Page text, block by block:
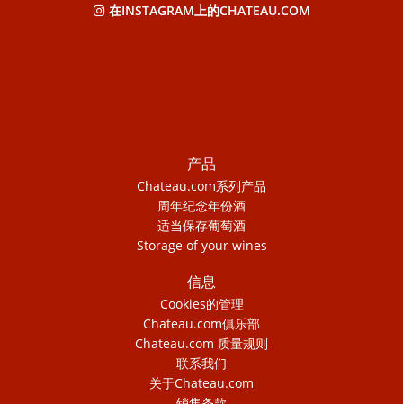
在INSTAGRAM上的CHATEAU.COM
产品
Chateau.com系列产品
周年纪念年份酒
适当保存葡萄酒
Storage of your wines
信息
Cookies的管理
Chateau.com俱乐部
Chateau.com 质量规则
联系我们
关于Chateau.com